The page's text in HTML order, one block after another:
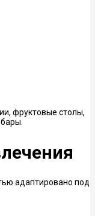
фруктовые столы,
адаптировано под